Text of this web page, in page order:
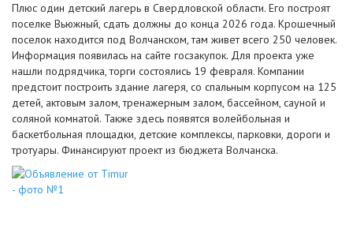
Плюс один детский лагерь в Свердловской области. Его построят
поселке Вьюжный, сдать должны до конца 2026 года. Крошечный
поселок находится под Волчанском, там живет всего 250 человек.
Информация появилась на сайте госзакупок. Для проекта уже
нашли подрядчика, торги состоялись 19 февраля. Компании
предстоит построить здание лагеря, со спальным корпусом на 125
детей, актовым залом, тренажерным залом, бассейном, сауной и
соляной комнатой. Также здесь появятся волейбольная и
баскетбольная площадки, детские комплексы, парковки, дороги и
тротуары. Финансируют проект из бюджета Волчанска.